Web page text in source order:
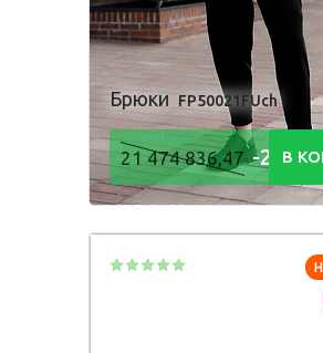
Брюки FP50021FUch
21 474 836,47-21
836,48Р
В